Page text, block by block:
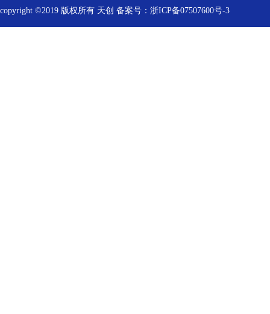
copyright ©2019 版权所有 天创 备案号：浙ICP备07507600号-3